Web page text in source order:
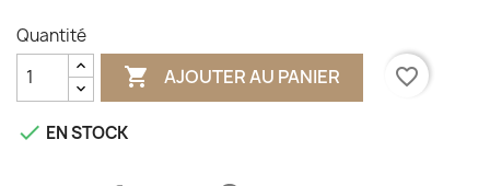
Quantité
 AJOUTER AU PANIER favorite_border
 EN STOCK